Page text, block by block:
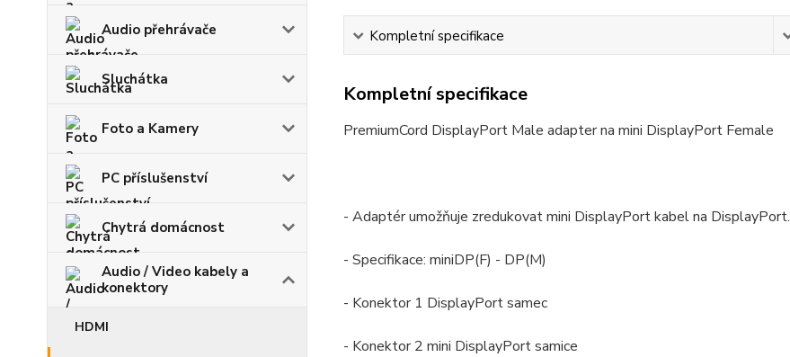
Audio přehrávače
Sluchátka
Foto a Kamery
PC příslušenství
Chytrá domácnost
Audio / Video kabely a
konektory
HDMI
Kompletní specifikace
Kompletní specifikace
PremiumCord DisplayPort Male adapter na mini DisplayPort Female
- Adaptér umožňuje zredukovat mini DisplayPort kabel na DisplayPort.
- Specifikace: miniDP(F) - DP(M)
- Konektor 1 DisplayPort samec
- Konektor 2 mini DisplayPort samice